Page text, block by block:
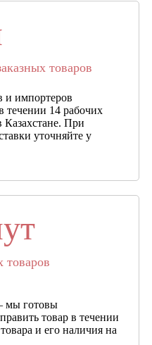
товаров
и импортеров
течении 14 рабочих
Казахстане. При
уточняйте у
товаров
мы готовы
товар в течении
и его наличия на